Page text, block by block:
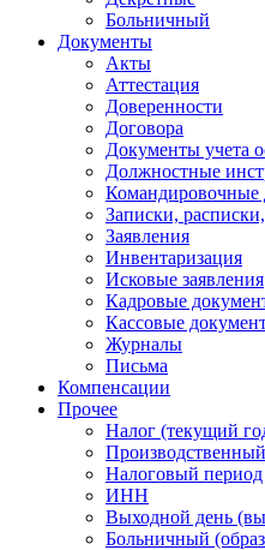
Больничный
Документы
Акты
Аттестация
Доверенности
Договора
Документы учета
Должностные
Командировочные
Записки,
Заявления
Инвентаризация
Исковые заявления
Кадровые
Кассовые
Журналы
Письма
Компенсации
Прочее
Налог (текущий
Налоговый период
ИНН
Выходной день
Больничный